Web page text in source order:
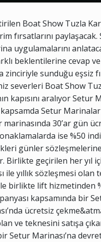
Boat Show Tuzla
fırsatlarını paylaşacak.
uygulamalarını
beklentilerine cevap
sunduğu eşsiz
severleri Boat Show
kapısını aralıyor Setur
Setur
marinasında 30’ar gün
ise %50
günler sözleşmelerine
Birlikte geçirilen her yıl
ile yıllık sözleşmesi
birlikte lift
kapsamında bir
ücretsiz
ve teknesini satışa
Setur Marinası’na